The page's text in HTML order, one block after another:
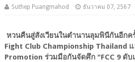
Suthep Puangmahod ธันวาคม 07, 2567
หวนคืนสู่สังเวียนในตำนานลุมพินีกันอีกค
Fight Club Championship Thailand
Promotion ร่วมมือกันจัดศึก "FCC 9 ดับ